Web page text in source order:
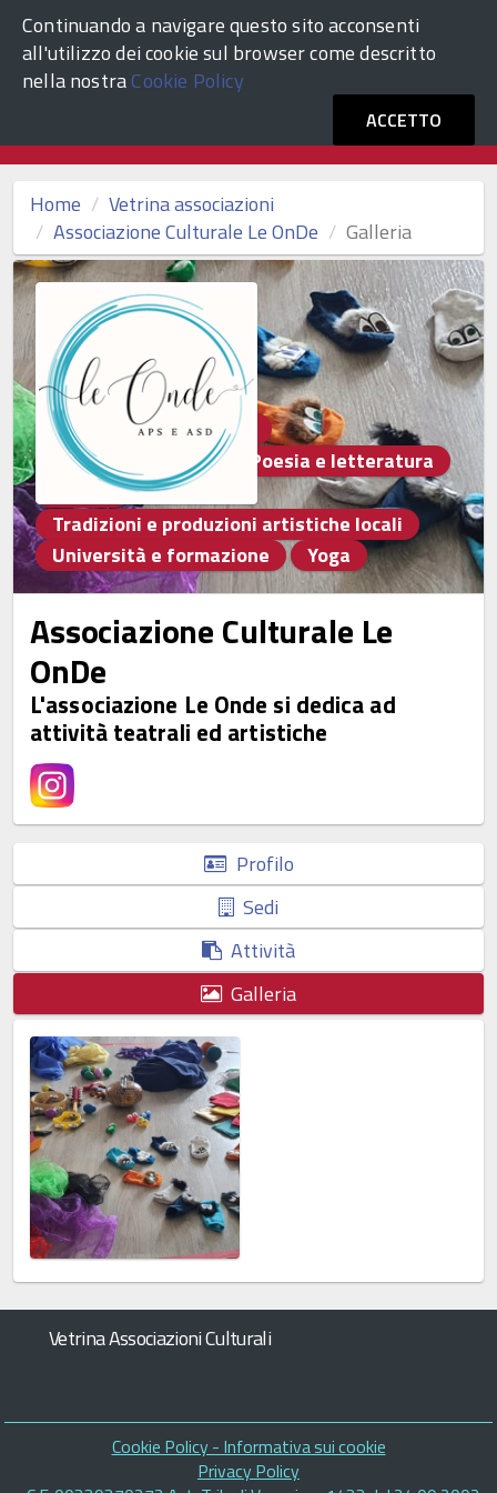
Continuando a navigare questo sito acconsenti
all'utilizzo dei cookie sul browser come descritto
nella nostraCookie Policy
ACCETTO
Comune di Venezia ACCEDI
Vetrina Associazioni Culturali
Home
Vetrina associazioni
Associazione Culturale Le OnDe
Galleria
Altro
Danza e ballo
Pittura e scultura
Poesia e letteratura
Teatro
Tradizioni e produzioni artistiche locali
Università e formazione
Yoga
Associazione Culturale Le
OnDe
L'associazione Le Onde si dedica ad
attività teatrali ed artistiche
Profilo
Sedi
Attività
Galleria
Vetrina Associazioni Culturali
Piè
di
Cookie Policy - Informativa sui cookie
Privacy Policy